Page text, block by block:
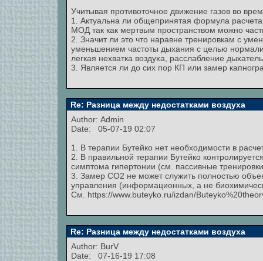
Учитывая противоточное движение газов во
1. Актуальна ли общепринятая формула
МОД так как мертвым пространством можно
2. Значит ли это что наравне тренировкам с
уменьшением частоты дыхания с целью
легкая нехватка воздуха, расслабление
3. Является ли до сих пор КП или замер
Re: Разница между недостатками воздуха
Author: Admin
Date: 05-07-19 02:07
1. В терапии Бутейко нет необходимости в
2. В правильной терапии Бутейко
симптома гипертонии (см. пассивные
3. Замер СО2 не может служить полностью
управления (информационных, а не
См. https://www.buteyko.ru/izdan/
Re: Разница между недостатками воздуха
Author: BurV
Date: 07-16-19 17:08